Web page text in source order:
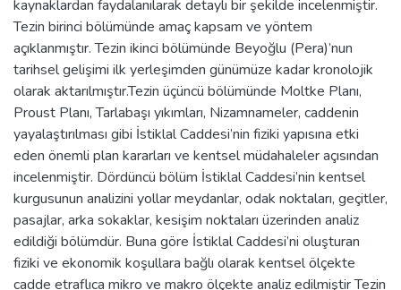
kaynaklardan faydalanılarak detaylı bir şekilde incelenmiştir.
Tezin birinci bölümünde amaç kapsam ve yöntem
açıklanmıştır. Tezin ikinci bölümünde Beyoğlu (Pera)’nun
tarihsel gelişimi ilk yerleşimden günümüze kadar kronolojik
olarak aktarılmıştır.Tezin üçüncü bölümünde Moltke Planı,
Proust Planı, Tarlabaşı yıkımları, Nizamnameler, caddenin
yayalaştırılması gibi İstiklal Caddesi’nin fiziki yapısına etki
eden önemli plan kararları ve kentsel müdahaleler açısından
incelenmiştir. Dördüncü bölüm İstiklal Caddesi’nin kentsel
kurgusunun analizini yollar meydanlar, odak noktaları, geçitler,
pasajlar, arka sokaklar, kesişim noktaları üzerinden analiz
edildiği bölümdür. Buna göre İstiklal Caddesi’ni oluşturan
fiziki ve ekonomik koşullara bağlı olarak kentsel ölçekte
cadde etraflıca mikro ve makro ölçekte analiz edilmiştir Tezin